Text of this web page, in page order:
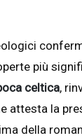
più
celtica,
attesta la
della